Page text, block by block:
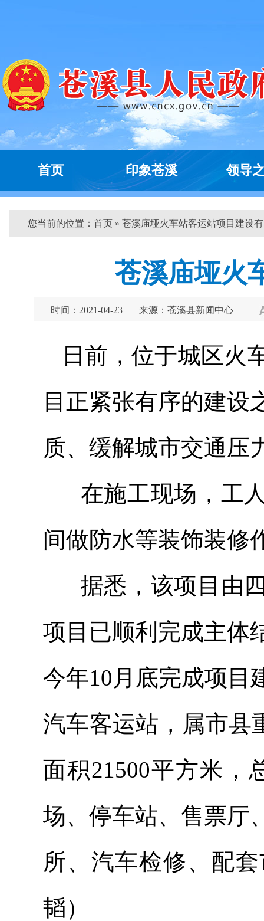
首页 印象苍溪 领导
您当前的位置： 首页 » 苍溪庙垭火车站客运站项目建设
苍溪庙垭火
时间：2021-04-23 来源：苍溪县新闻中心
日前，位于城区火
目正紧张有序的建设
质、缓解城市交通压
在施工现场，工人
间做防水等装饰装修
据悉，该项目由四
项目已顺利完成主体
今年10月底完成项目
汽车客运站，属市县
面积21500平方米，
场、停车站、售票厅
所、汽车检修、配
韬）